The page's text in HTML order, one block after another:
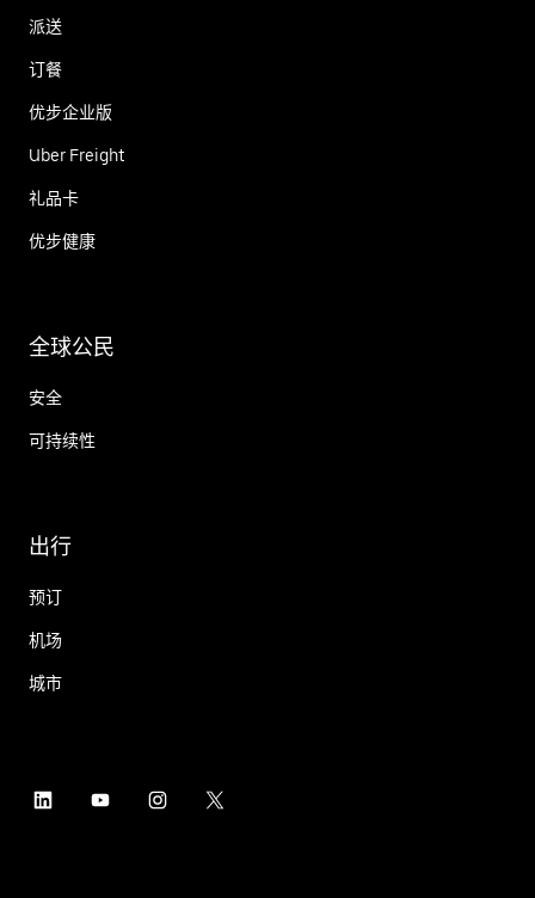
派送
订餐
优步企业版
Uber Freight
礼品卡
优步健康
全球公民
安全
可持续性
出行
预订
机场
城市